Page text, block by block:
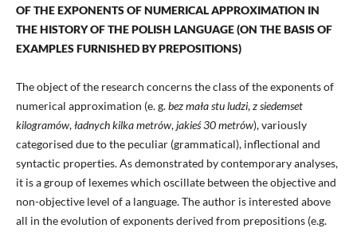
OF THE EXPONENTSOF NUMERICAL APPROXIMATION IN
THE HISTORY OF THE POLISH LANGUAGE(ON THE BASIS OF
EXAMPLES FURNISHED BY PREPOSITIONS)
The object of the research concerns the class of the exponents of
numerical approximation (e. g.bez mała stu ludzi,z siedemset
kilogramów,ładnych kilka metrów,jakieś 30 metrów), variously
categorised due to the peculiar (grammatical), inflectional and
syntactic properties. As demonstrated by contemporary analyses,
it is a group of lexemes which oscillate between the objective and
non-objective level of a language. The author is interested above
all in the evolution of exponents derived from prepositions (e.g.